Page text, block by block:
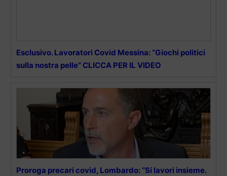
Esclusivo. Lavoratori Covid Messina: “Giochi politici
sulla nostra pelle” CLICCA PER IL VIDEO
Proroga precari covid, Lombardo: “Si lavori insieme.